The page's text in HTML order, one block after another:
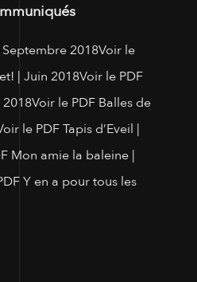
Septembre 2018Voir le
| Juin 2018Voir le PDF
le PDF Balles de
le PDF Tapis d’Eveil |
Mon amie la baleine |
Y en a pour tous les